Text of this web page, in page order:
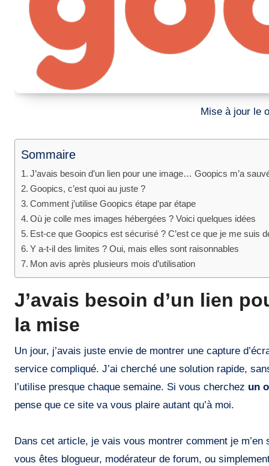
Mise à jour
Sommaire
J’avais besoin d’un lien pour une image… Goopics m’a
Goopics, c’est quoi au juste ?
Comment j’utilise Goopics étape par étape
Où je colle mes images hébergées ? Voici quelques idées
Est-ce que Goopics est sécurisé ? C’est ce que je me suis
Y a-t-il des limites ? Oui, mais elles sont raisonnables
Mon avis après plusieurs mois d’utilisation
J’avais besoin d’un lien
la mise
Un jour, j’avais juste envie de montrer une capture
service compliqué. J’ai cherché une solution rapide,
l’utilise presque chaque semaine. Si vous cherchez un
pense que ce site va vous plaire autant qu’à moi.
Dans cet article, je vais vous montrer comment je
vous êtes blogueur, modérateur de forum, ou